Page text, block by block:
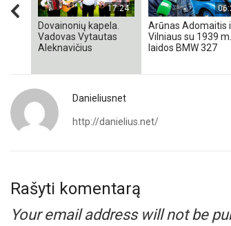
17:24
Dovainonių kapela.
Vadovas Vytautas
Aleknavičius
Arūnas Adomaitis
Vilniaus su 1939 m.
laidos BMW 327
Danieliusnet
http://danielius.net/
Rašyti komentarą
Your email address will not be